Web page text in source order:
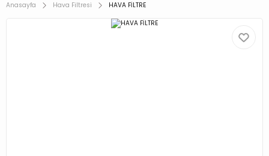
Anasayfa Hava Filtresi HAVA FİLTRE